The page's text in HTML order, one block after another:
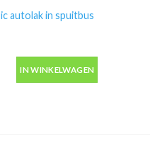
autolak in spuitbus
autolak in spuitbus 400ml aantal
IN WINKELWAGEN